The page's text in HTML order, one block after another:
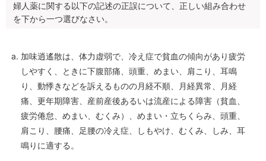
婦人薬に関する以下の記述の正誤について、正しい組み合わせ
を下から一つ選びなさい。
加味逍遙散は、体力虚弱で、冷え症で貧血の傾向があり疲労
しやすく、ときに下腹部痛、頭重、めまい、肩こり、耳鳴
り、動悸きなどを訴えるものの月経不順、月経異常、月経
痛、更年期障害、産前産後あるいは流産による障害（貧血、
疲労倦怠、めまい、むくみ）、めまい・立ちくらみ、頭重、
肩こり、腰痛、足腰の冷え症、しもやけ、むくみ、しみ、耳
鳴りに適する。